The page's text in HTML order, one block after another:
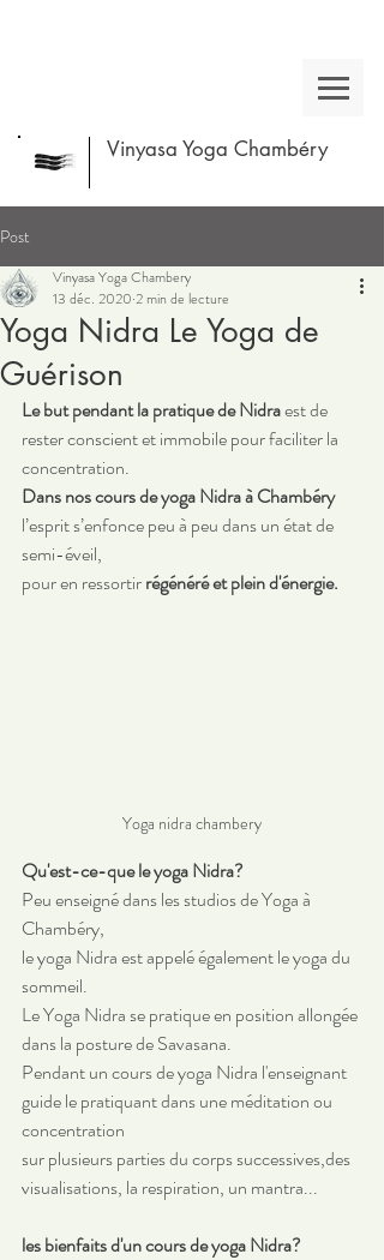
Vinyasa Yoga Chambéry
Post
Yoga Nidra Le Yoga de
Guérison
Vinyasa Yoga Chambery
13 déc. 2020 2 min de lecture
Le but pendant la pratique de Nidra est de
rester conscient et immobile pour faciliter la
concentration.
Dans nos cours de yoga Nidra à Chambéry
l’esprit s’enfonce peu à peu dans un état de
semi-éveil,
pour en ressortir régénéré et plein d'énergie.
Yoga nidra chambery
Qu'est-ce-que le yoga Nidra?
Peu enseigné dans les studios de Yoga à
Chambéry,
le yoga Nidra est appelé également le yoga du
sommeil.
Le Yoga Nidra se pratique en position allongée
dans la posture de Savasana.
Pendant un cours de yoga Nidra l'enseignant
guide le pratiquant dans une méditation ou
concentration
sur plusieurs parties du corps successives,des
visualisations, la respiration, un mantra...
les bienfaits d'un cours de yoga Nidra?